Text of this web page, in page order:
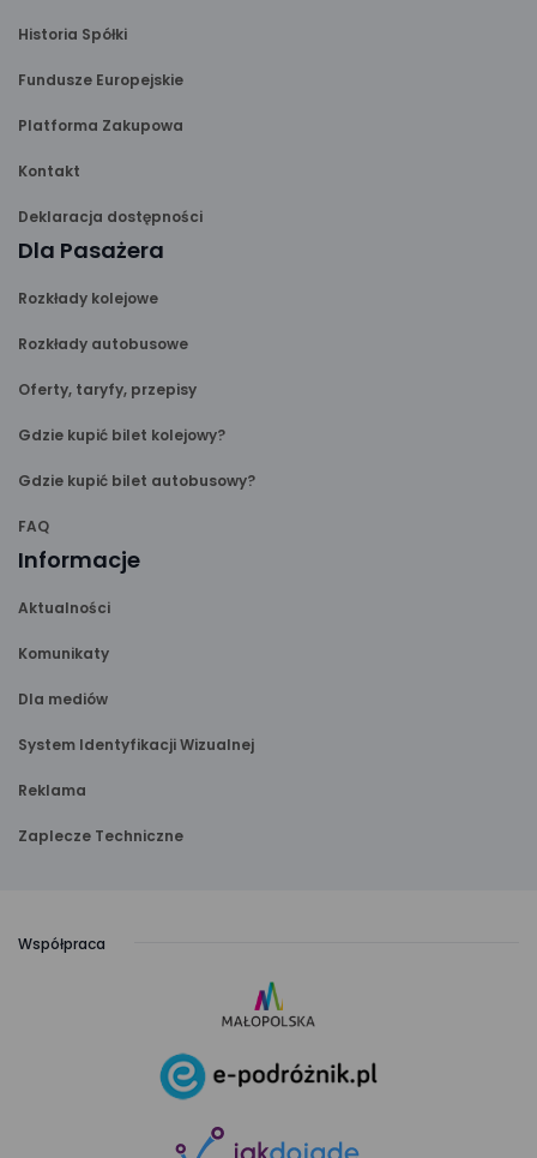
Historia Spółki
Fundusze Europejskie
Platforma Zakupowa
Kontakt
Deklaracja dostępności
Dla Pasażera
Rozkłady kolejowe
Rozkłady autobusowe
Oferty, taryfy, przepisy
Gdzie kupić bilet kolejowy?
Gdzie kupić bilet autobusowy?
FAQ
Informacje
Aktualności
Komunikaty
Dla mediów
System Identyfikacji Wizualnej
Reklama
Zaplecze Techniczne
Współpraca
w nowejlink
otwiera